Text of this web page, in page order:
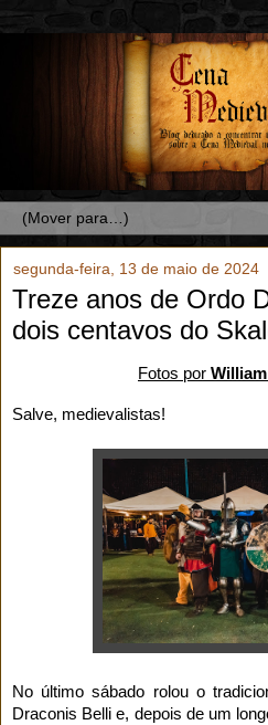
segunda-feira, 13 de maio de 2024
Treze anos de Ordo
dois centavos do
Fotos por
Salve, medievalistas!
No último sábado rolou o
Draconis Belli e, depois de um